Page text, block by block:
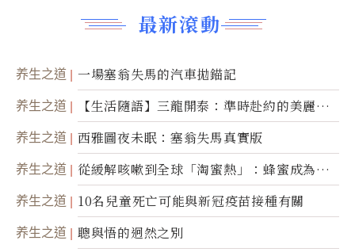
最新滾動
养生之道 一場塞翁失馬的汽車拋錨記
养生之道
【生活隨語】三龍開泰：準時赴約的美麗震
撼
养生之道 西雅圖夜未眠：塞翁失馬真實版
养生之道
從緩解咳嗽到全球「淘蜜熱」：蜂蜜成為健
康產業前沿商品
养生之道 10名兒童死亡可能與新冠疫苗接種有關
养生之道 聰與悟的迥然之別